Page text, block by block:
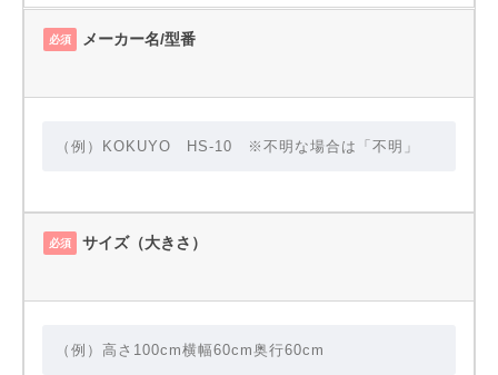
必須 メーカー名/型番
必須 サイズ（大きさ）